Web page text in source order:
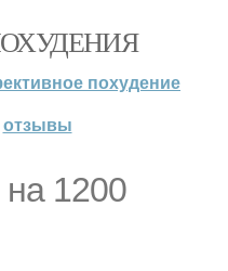
похудение
отзывы
1200